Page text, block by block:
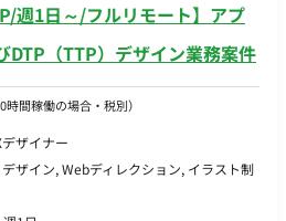
実働8時間） ・ 働き方：一部リモ
※月・水・金はオフィス出社、
談 ・契約期間：長期 ・募集人
週1日～/フルリモート】アプ
DTP（TTP）デザイン業務案件
時間稼働の場合・税別）
ザイナー
ザイン, Webディレクション, イラスト制